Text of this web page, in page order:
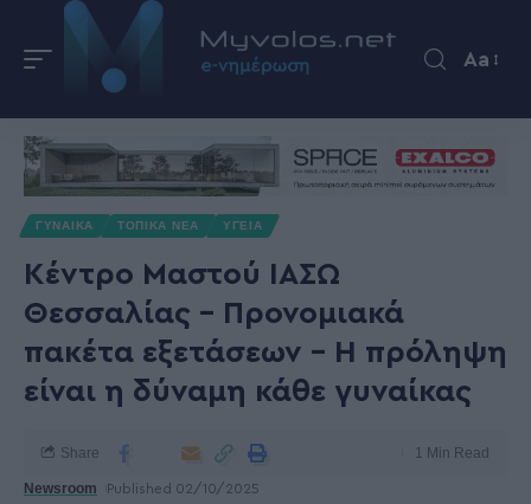
Aa
ΓΥΝΑΙΚΑ ΤΟΠΙΚΑ ΝΕΑ ΥΓΕΙΑ
Κέντρο Μαστού ΙΑΣΩ
Θεσσαλίας – Προνομιακά
πακέτα εξετάσεων – Η πρόληψη
είναι η δύναμη κάθε γυναίκας
Newsroom Published 02/10/2025
Share 1 Min Read